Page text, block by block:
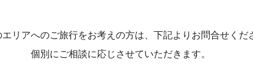
エリアへのご旅行をお考えの方は、下記よりお問合せくだ
個別にご相談に応じさせていただきます。